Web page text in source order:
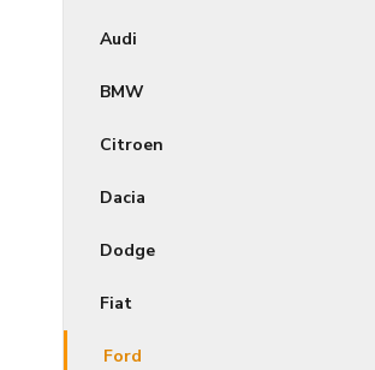
Audi
BMW
Citroen
Dacia
Dodge
Fiat
Ford